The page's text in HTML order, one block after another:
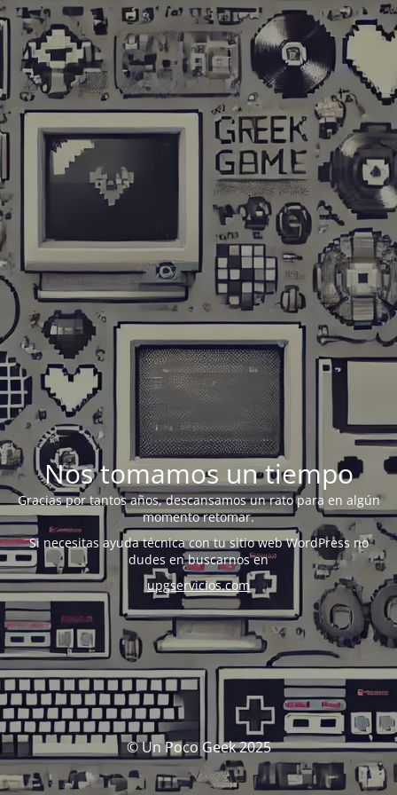
Nos tomamos un tiempo
Gracias por tantos años, descansamos un rato para en algún
momento retomar.
Si necesitas ayuda técnica con tu sitio web WordPress no
dudes en buscarnos en
upgservicios.com
© Un Poco Geek 2025